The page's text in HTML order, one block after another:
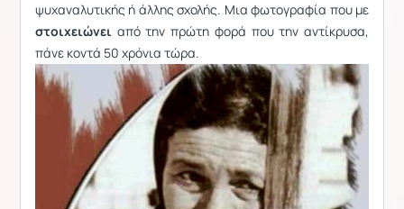
ψυχαναλυτικής ή άλλης σχολής. Μια φωτογραφία που με
στοιχειώνει από την πρώτη φορά που την αντίκρυσα,
πάνε κοντά 50 χρόνια τώρα.